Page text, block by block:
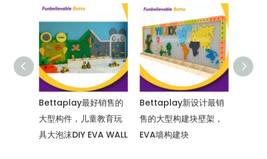
Bettaplay最好销售的
大型构件，儿童教育玩
具大泡沫DIY EVA WALL
Bettaplay新设计最销
售的大型构建块壁架，
EVA墙构建块